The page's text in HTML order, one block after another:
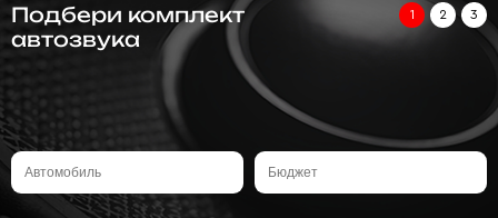
Подбери комплект
автозвука
1 2 3